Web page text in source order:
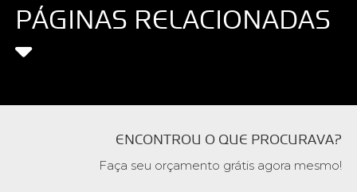
PÁGINAS RELACIONADAS
ENCONTROU O QUE PROCURAVA?
Faça seu orçamento grátis agora mesmo!